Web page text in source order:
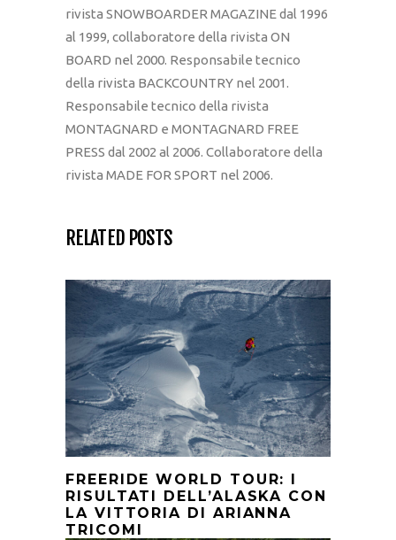
rivista SNOWBOARDER MAGAZINE dal 1996
al 1999, collaboratore della rivista ON
BOARD nel 2000. Responsabile tecnico
della rivista BACKCOUNTRY nel 2001.
Responsabile tecnico della rivista
MONTAGNARD e MONTAGNARD FREE
PRESS dal 2002 al 2006. Collaboratore della
rivista MADE FOR SPORT nel 2006.
RELATED POSTS
FREERIDE WORLD TOUR: I
RISULTATI DELL’ALASKA CON
LA VITTORIA DI ARIANNA
TRICOMI